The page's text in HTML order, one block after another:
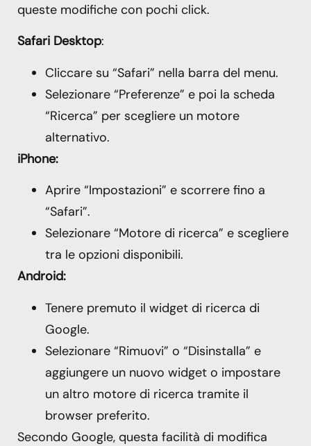
queste modifiche con pochi click.
Safari Desktop:
Cliccare su “Safari” nella barra del menu.
Selezionare “Preferenze” e poi la scheda
“Ricerca” per scegliere un motore
alternativo.
iPhone:
Aprire “Impostazioni” e scorrere fino a
“Safari”.
Selezionare “Motore di ricerca” e scegliere
tra le opzioni disponibili.
Android:
Tenere premuto il widget di ricerca di
Google.
Selezionare “Rimuovi” o “Disinstalla” e
aggiungere un nuovo widget o impostare
un altro motore di ricerca tramite il
browser preferito.
Secondo Google, questa facilità di modifica